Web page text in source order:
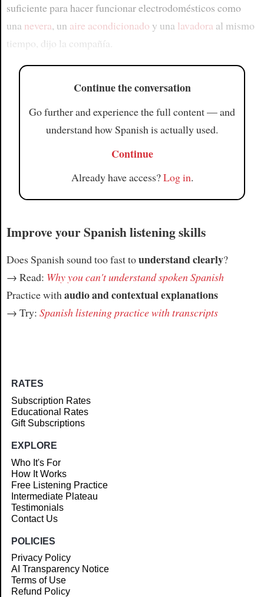
suficiente para hacer funcionar electrodomésticos como
una nevera, un aire acondicionado y una lavadora al mismo
tiempo, dijo la compañía.
Continue the conversation
Go further and experience the full content — and
understand how Spanish is actually used.
Continue
Already have access?Log in.
Improve your Spanish listening skills
Does Spanish sound too fast tounderstand clearly?
→ Read: Why you can't understand spoken Spanish
Practice with audio and contextual explanations
→ Try: Spanish listening practice with transcripts
RATES
Subscription Rates
Educational Rates
Gift Subscriptions
EXPLORE
Who It's For
How It Works
Free Listening Practice
Intermediate Plateau
Testimonials
Contact Us
POLICIES
Privacy Policy
AI Transparency Notice
Terms of Use
Refund Policy